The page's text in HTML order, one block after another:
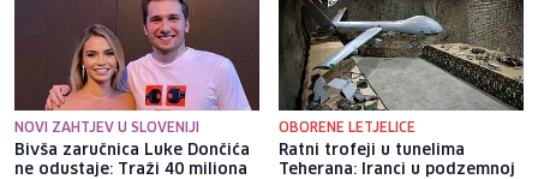
NOVI ZAHTJEV U SLOVENIJI
Bivša zaručnica Luke Dončića
ne odustaje: Traži 40 miliona
OBORENE LETJELICE
Ratni trofeji u tunelima
Teherana: Iranci u podzemnoj